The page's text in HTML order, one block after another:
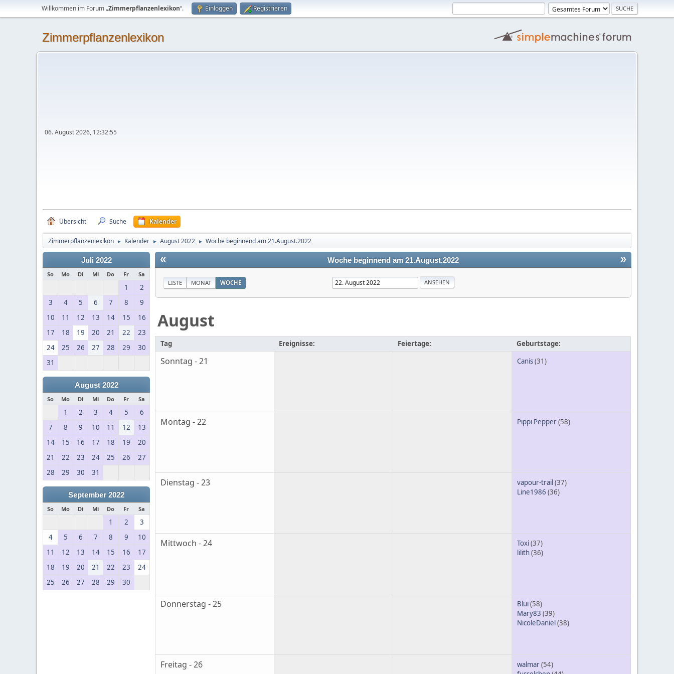
Willkommen im Forum „Zimmerpflanzenlexikon“. Einloggen Registrieren
Zimmerpflanzenlexikon
06. August 2026, 12:32:55
Übersicht Suche Kalender
Zimmerpflanzenlexikon ► Kalender ► August 2022 ► Woche beginnend am 21.August.2022
Juli 2022
So Mo Di Mi Do Fr Sa
1
2
3
4 5 6 7 8
9
10
11 12 13 14 15
16
17
18 19 20 21 22
23
24
25 26 27 28 29
30
31
August 2022
So Mo Di Mi Do Fr Sa
1 2 3 4 5
6
7
8 9 10 11 12
13
14
15 16 17 18 19
20
21
22 23 24 25 26
27
28
29 30 31
September 2022
So Mo Di Mi Do Fr Sa
1 2
3
4
5 6 7 8 9
10
11
12 13 14 15 16
17
18
19 20 21 22 23
24
25
26 27 28 29 30
« »
Woche beginnend am 21.August.2022
LISTE MONAT WOCHE
August
Tag Ereignisse: Feiertage: Geburtstage:
Sonntag - 21 Canis(31)
Montag - 22 Pippi Pepper(58)
Dienstag - 23 vapour-trail (37)
Line1986 (36)
Mittwoch - 24 Toxi(37)
lilith(36)
Donnerstag - 25 Blui(58)
Mary83 (39)
NicoleDaniel (38)
Freitag - 26 walmar(54)